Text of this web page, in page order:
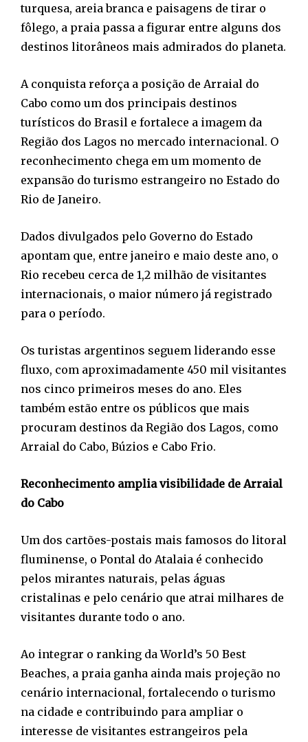
turquesa, areia branca e paisagens de tirar o
fôlego, a praia passa a figurar entre alguns dos
destinos litorâneos mais admirados do planeta.
A conquista reforça a posição de Arraial do
Cabo como um dos principais destinos
turísticos do Brasil e fortalece a imagem da
Região dos Lagos no mercado internacional. O
reconhecimento chega em um momento de
expansão do turismo estrangeiro no Estado do
Rio de Janeiro.
Dados divulgados pelo Governo do Estado
apontam que, entre janeiro e maio deste ano, o
Rio recebeu cerca de 1,2 milhão de visitantes
internacionais, o maior número já registrado
para o período.
Os turistas argentinos seguem liderando esse
fluxo, com aproximadamente 450 mil visitantes
nos cinco primeiros meses do ano. Eles
também estão entre os públicos que mais
procuram destinos da Região dos Lagos, como
Arraial do Cabo, Búzios e Cabo Frio.
Reconhecimento amplia visibilidade de Arraial
do Cabo
Um dos cartões-postais mais famosos do litoral
fluminense, o Pontal do Atalaia é conhecido
pelos mirantes naturais, pelas águas
cristalinas e pelo cenário que atrai milhares de
visitantes durante todo o ano.
Ao integrar o ranking da World’s 50 Best
Beaches, a praia ganha ainda mais projeção no
cenário internacional, fortalecendo o turismo
na cidade e contribuindo para ampliar o
interesse de visitantes estrangeiros pela